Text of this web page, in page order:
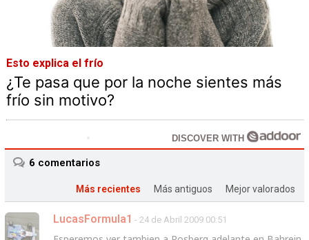
Esto explica el frío
¿Te pasa que por la noche sientes más
frío sin motivo?
DISCOVER WITH
6 comentarios
Más recientes Más antiguos Mejor valorados
LucasFormula1 - 24 de Abril 2009 00:51